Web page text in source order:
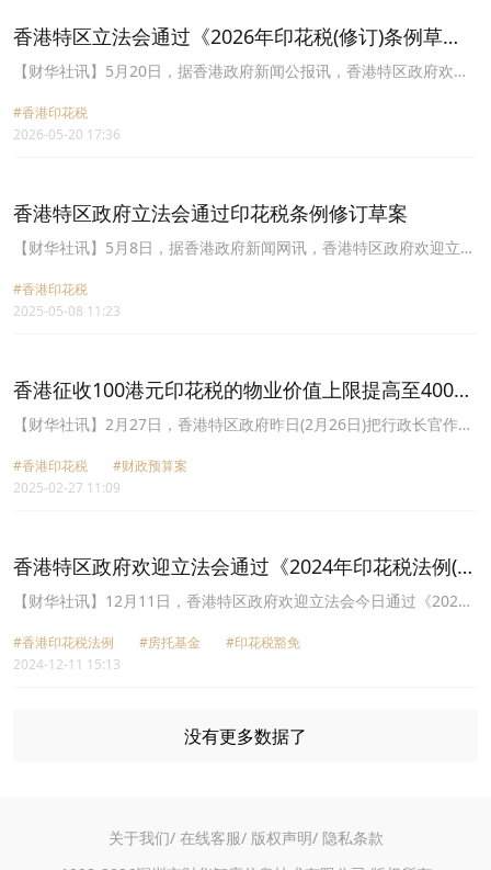
台的成交额及流动性，从而强化人民币作为国际投资货币的功能，进
一步巩固香港作为领先离岸人民币业务枢纽的地位。”《条例草案》
将于6月10日提交立法会进行首读。
香港特区立法会通过《2026年印花税(修订)条例草
案》
【财华社讯】5月20日，据香港政府新闻公报讯，香港特区政府欢迎
度《财政预算案》提出的措施，将代价款额或价值超过1亿元(以较高
者为准)的住宅物业交易的印花税税率，由4.25％提高至6.5％，适用
0.3％最高价的住宅物业交易受影响。”上述获通过法例将于5月29日
刊宪。就今年2月26日至5月28日签立文书的适用交易，税务局会向
有关律师发信，要求有关交易的买家或卖家在6月29日或之前缴付新
可达差额10倍的逾期加盖印花罚款，并可透过民事诉讼追讨欠缴的印
花税。
#香港印花税
2026-05-20 17:36
香港特区政府立法会通过印花税条例修订草案
【财华社讯】5月8日，据香港政府新闻网讯，香港特区政府欢迎立法
政预算案的建议，将征收100元印花税的物业价值上限由300万元提
高至400万元，以减轻购买楼价较低物业人士的负担。根据2024至25
26日刊宪的《2025年公共收入保障(印花税)令》在当日上午11时生
效，适用于2025年2月26日或之后签立的文书。
#香港印花税
2025-05-08 11:23
香港征收100港元印花税的物业价值上限提高至400万
港元
【财华社讯】2月27日，香港特区政府昨日(2月26日)把行政长官作出
印花税(修订)条例草案》(《条例草案》)通过成为法律前具有法律效
力。《条例草案》旨在实施2025至26年度《财政预算案》所宣布的
案》宣布，即日(2025年2月26日)起将征收100港元印花税的物业价值
上限由300万港元提高至400万港元，以减轻购买较低价值住宅及非
住宅物业人士的负担。买卖或转让住宅或非住宅物业的文书须按物业
为100港元，适用于售价或价值为300万港元或以下的物业。经调整
后，售价或价值为400万港元或以下的物业须缴的从价印花税一律为
#香港印花税
#财政预算案
2025-02-27 11:09
香港特区政府欢迎立法会通过《2024年印花税法例(杂
项修订)条例草案》
【财华社讯】12月11日，香港特区政府欢迎立法会今日通过《2024
(房托基金)股份或单位转让和期权庄家进行证券经销业务的印花税，
以及修订在香港实施无纸证券市场制度下的印花税征收安排。特区政
易成本。修订印花税征收安排将促进在无纸证券市场环境下加盖印花
的印花税豁免将于12月21日起生效。
#香港印花税法例 #房托基金
#印花税豁免
2024-12-11 15:13
没有更多数据了
关于我们/ 在线客服/ 版权声明/ 隐私条款